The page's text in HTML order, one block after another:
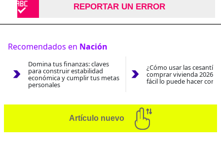
REPORTAR UN ERROR
Recomendados en Nación
Domina tus finanzas: claves
para construir estabilidad
económica y cumplir tus metas
personales
¿Cómo usar las
comprar vivienda 2026?
fácil lo puede hacer con
Artículo nuevo